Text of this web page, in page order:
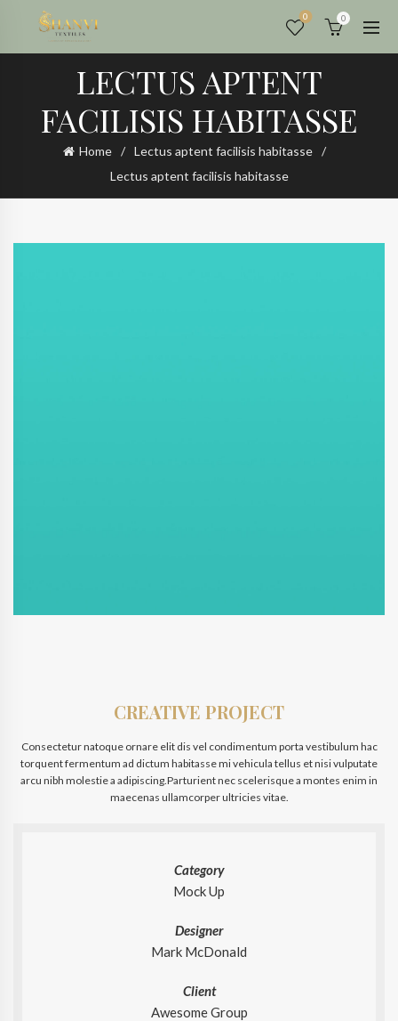
0 0
LECTUS APTENT
FACILISIS HABITASSE
Home
Lectus aptent facilisis habitasse
Lectus aptent facilisis habitasse
CREATIVE PROJECT
Consectetur natoque ornare elit dis vel condimentum porta vestibulum hac
torquent fermentum ad dictum habitasse mi vehicula tellus et nisi vulputate
arcu nibh molestie a adipiscing.Parturient nec scelerisque a montes enim in
maecenas ullamcorper ultricies vitae.
Category
Mock Up
Designer
Mark McDonald
Client
Awesome Group